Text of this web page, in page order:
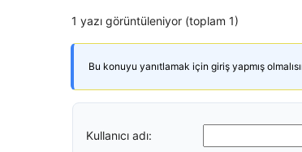
1 yazı görüntüleniyor (toplam 1)
Bu konuyu yanıtlamak için giriş yapmış
Kullanıcı adı: